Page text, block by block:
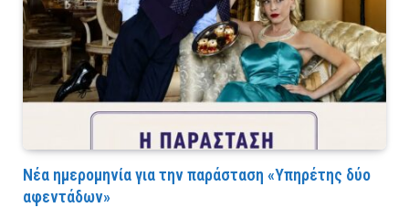
Νέα ημερομηνία για την παράσταση «Υπηρέτης δύο
αφεντάδων»